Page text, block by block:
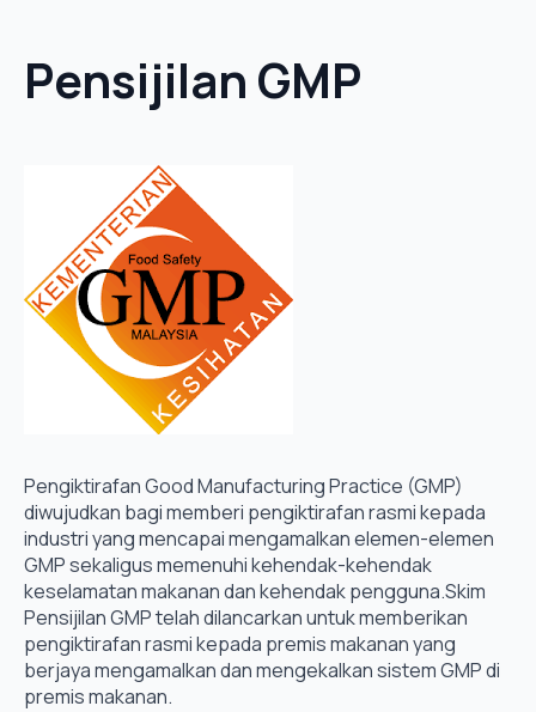
Pensijilan GMP
Pengiktirafan Good Manufacturing Practice (GMP)
diwujudkan bagi memberi pengiktirafan rasmi kepada
industri yang mencapai mengamalkan elemen-elemen
GMP sekaligus memenuhi kehendak-kehendak
keselamatan makanan dan kehendak pengguna.Skim
Pensijilan GMP telah dilancarkan untuk memberikan
pengiktirafan rasmi kepada premis makanan yang
berjaya mengamalkan dan mengekalkan sistem GMP di
premis makanan.